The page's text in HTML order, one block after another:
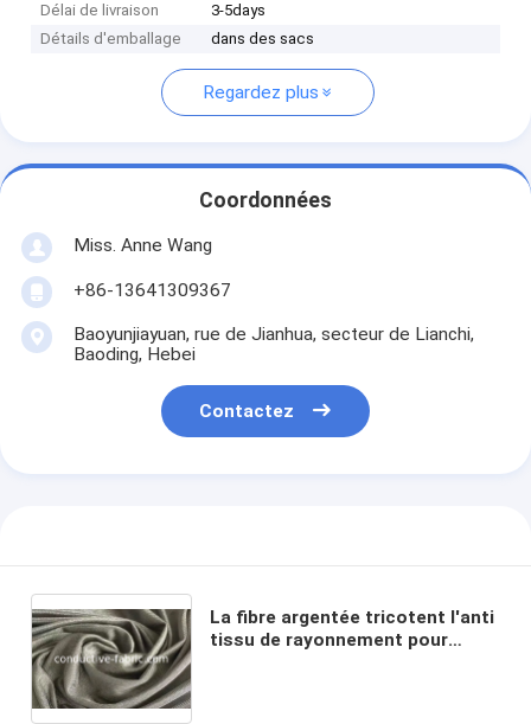
Délai de livraison
3-5days
Détails d'emballage
dans des sacs
Regardez plus
Coordonnées
Miss. Anne Wang
+86-13641309367
Baoyunjiayuan, rue de Jianhua, secteur de Lianchi,
Baoding, Hebei
Contactez
La fibre argentée tricotent l'anti
tissu de rayonnement pour